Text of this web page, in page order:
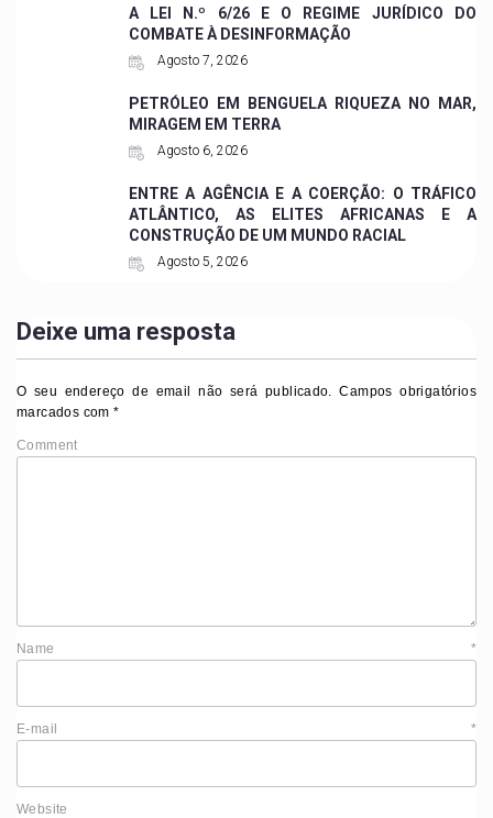
A LEI N.º 6/26 E O REGIME JURÍDICO DO
COMBATE À DESINFORMAÇÃO
Agosto 7, 2026
PETRÓLEO EM BENGUELA RIQUEZA NO MAR,
MIRAGEM EM TERRA
Agosto 6, 2026
ENTRE A AGÊNCIA E A COERÇÃO: O TRÁFICO
ATLÂNTICO, AS ELITES AFRICANAS E A
CONSTRUÇÃO DE UM MUNDO RACIAL
Agosto 5, 2026
Deixe uma resposta
O seu endereço de email não será publicado.
Campos obrigatórios
marcados com*
Comment
Name *
E-mail *
Website